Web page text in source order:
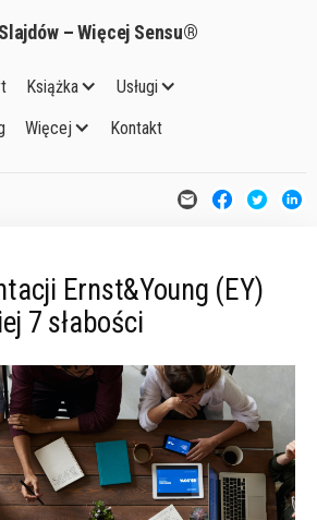
– Więcej Sensu®
Książka
Usługi
Więcej Kontakt
Ernst&Young (EY)
7 słabości